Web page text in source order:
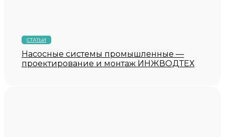
СТАТЬИ
Насосные системы промышленные —
проектирование и монтаж ИНЖВОДТЕХ